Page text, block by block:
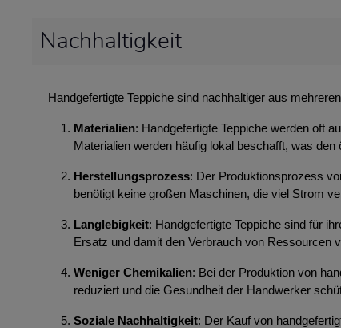
Nachhaltigkeit
Handgefertigte Teppiche sind nachhaltiger aus
Materialien: Handgefertigte Teppiche werden oft
Materialien werden häufig lokal beschafft, was
Herstellungsprozess: Der Produktionsprozess
benötigt keine großen Maschinen, die viel Strom
Langlebigkeit: Handgefertigte Teppiche sind für
Ersatz und damit den Verbrauch von Ressourcen
Weniger Chemikalien: Bei der Produktion von
reduziert und die Gesundheit der Handwerker
Soziale Nachhaltigkeit: Der Kauf von